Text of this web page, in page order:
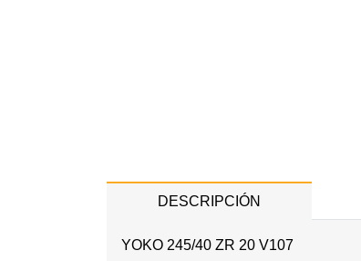
DESCRIPCIÓN
YOKO 245/40 ZR 20 V107